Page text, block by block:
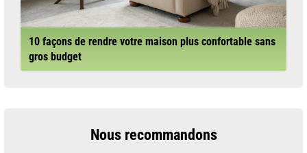
10 façons de rendre votre maison plus confortable sans
gros budget
Nous recommandons